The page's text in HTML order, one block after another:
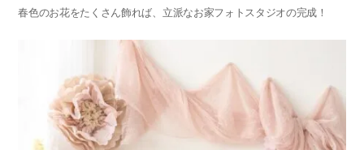
春色のお花をたくさん飾れば、立派なお家フォトスタジオの完成！